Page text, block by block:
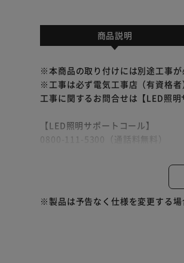
商品説明
※本商品の取り付けには別途工事が
※工事は必ず電気工事店（有資格者
工事に関するお問合せは【LED照
【LED照明サポートコール】
0800-111-5300（通話料無料）
土・日・祝日9:00～12:00／13:00
（年末年始・夏期休業期間・会社
※製品は予告なく仕様を変更する場